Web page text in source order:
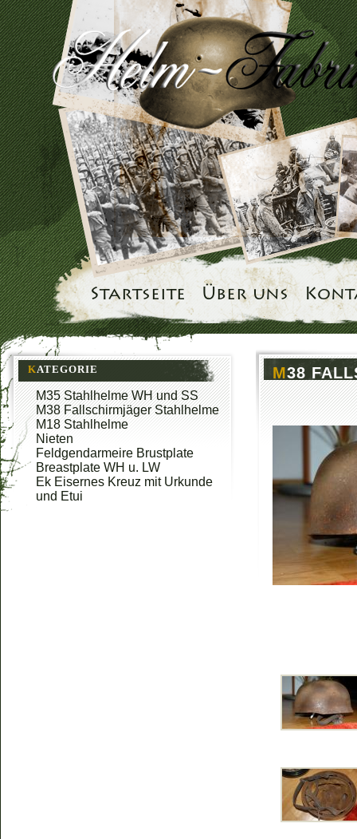
Startseite Über uns
KATEGORIE
M35 Stahlhelme WH und SS
M38 Fallschirmjäger Stahlhelme
M18 Stahlhelme
Nieten
Feldgendarmeire Brustplate
Breastplate WH u. LW
Ek Eisernes Kreuz mit Urkunde
und Etui
M38